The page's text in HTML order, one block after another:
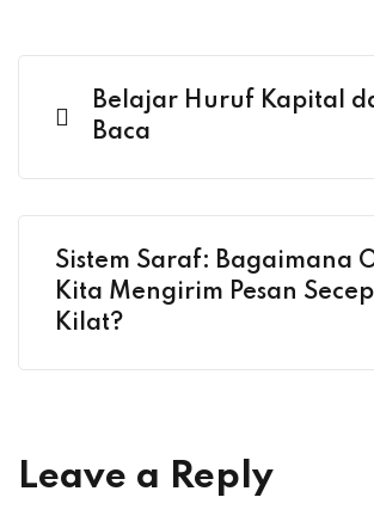
Belajar Huruf Kapital
Baca
Sistem Saraf: Bagaimana
Kita Mengirim Pesan
Kilat?
Leave a Reply